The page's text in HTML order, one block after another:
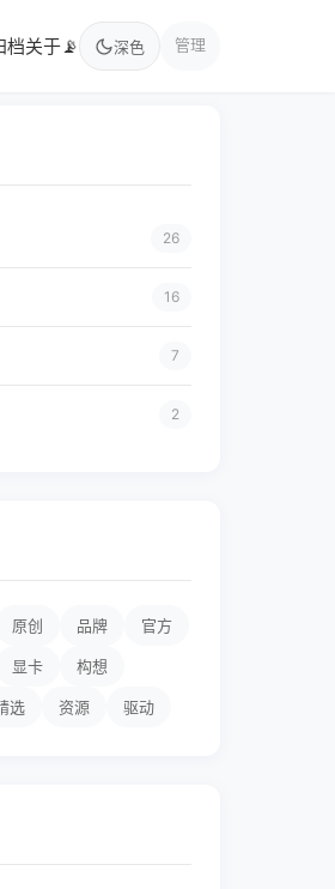
档关于📡 深色 管理
26
16
7
2
原创 品牌 官方
显卡 构想
选 资源 驱动